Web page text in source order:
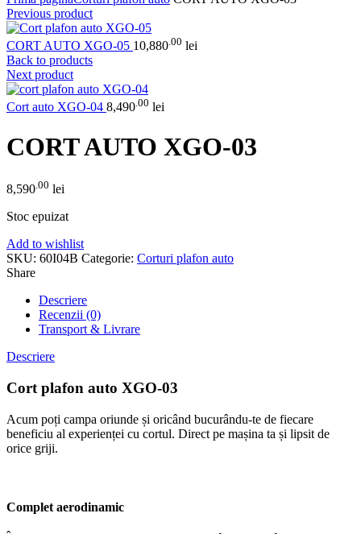
Previous product
CORT AUTO XGO-05 10,880 .00 lei
Back to products
Next product
Cort auto XGO-04 8,490 .00 lei
CORT AUTO XGO-03
8,590.00 lei
Stoc epuizat
Add to wishlist
SKU: 60I04B Categorie: Corturi plafon auto
Share
Descriere
Recenzii (0)
Transport & Livrare
Descriere
Cort plafon auto XGO-03
Acum poți campa oriunde și oricând bucurându-te de fiecare
beneficiu al experienței cu cortul. Direct pe mașina ta și lipsit de
orice griji.
Complet aerodinamic